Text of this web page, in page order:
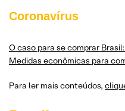
Coronavírus
O caso para se comprar
Medidas econômicas para
Para ler mais conteúdos,